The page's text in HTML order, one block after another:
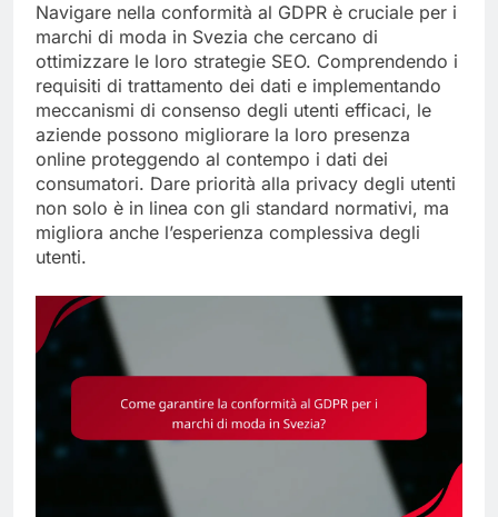
Navigare nella conformità al GDPR è cruciale per i
marchi di moda in Svezia che cercano di
ottimizzare le loro strategie SEO. Comprendendo i
requisiti di trattamento dei dati e implementando
meccanismi di consenso degli utenti efficaci, le
aziende possono migliorare la loro presenza
online proteggendo al contempo i dati dei
consumatori. Dare priorità alla privacy degli utenti
non solo è in linea con gli standard normativi, ma
migliora anche l’esperienza complessiva degli
utenti.